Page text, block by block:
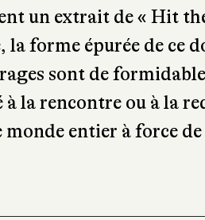
La forme proposée
ce génie, la perte de
racontées. Il quitte
Pour finir, on
qu’il était et dont la
sont de